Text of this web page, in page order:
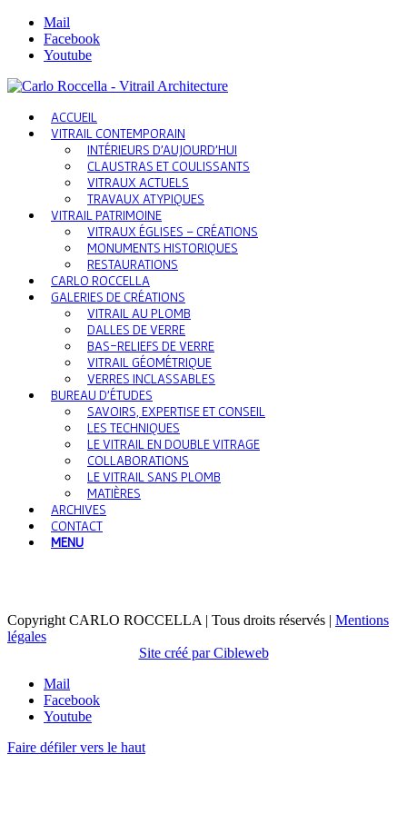
Mail
Facebook
Youtube
ACCUEIL
VITRAIL CONTEMPORAIN
INTÉRIEURS D’AUJOURD’HUI
CLAUSTRAS ET COULISSANTS
VITRAUX ACTUELS
TRAVAUX ATYPIQUES
VITRAIL PATRIMOINE
VITRAUX ÉGLISES – CRÉATIONS
MONUMENTS HISTORIQUES
RESTAURATIONS
CARLO ROCCELLA
GALERIES DE CRÉATIONS
VITRAIL AU PLOMB
DALLES DE VERRE
BAS-RELIEFS DE VERRE
VITRAIL GÉOMÉTRIQUE
VERRES INCLASSABLES
BUREAU D’ÉTUDES
SAVOIRS, EXPERTISE ET CONSEIL
LES TECHNIQUES
LE VITRAIL EN DOUBLE VITRAGE
COLLABORATIONS
LE VITRAIL SANS PLOMB
MATIÈRES
ARCHIVES
CONTACT
MENU
Copyright CARLO ROCCELLA | Tous droits réservés | Mentions
légales
Site créé par Cibleweb
Mail
Facebook
Youtube
Faire défiler vers le haut